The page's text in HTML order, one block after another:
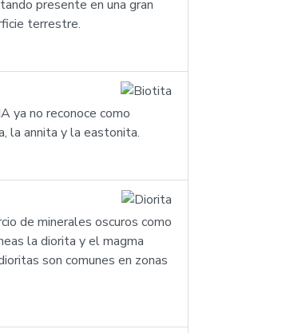
presente en una gran
terrestre.
ya no reconoce como
la annita y la eastonita.
de minerales oscuros como
la diorita y el magma
son comunes en zonas